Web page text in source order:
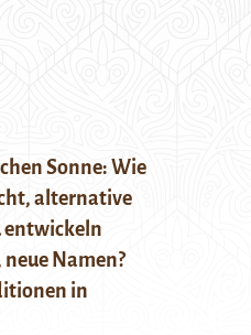
Sonne: Wie
alternative
entwickeln
Namen?
in